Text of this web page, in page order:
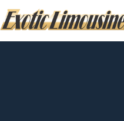
to
content